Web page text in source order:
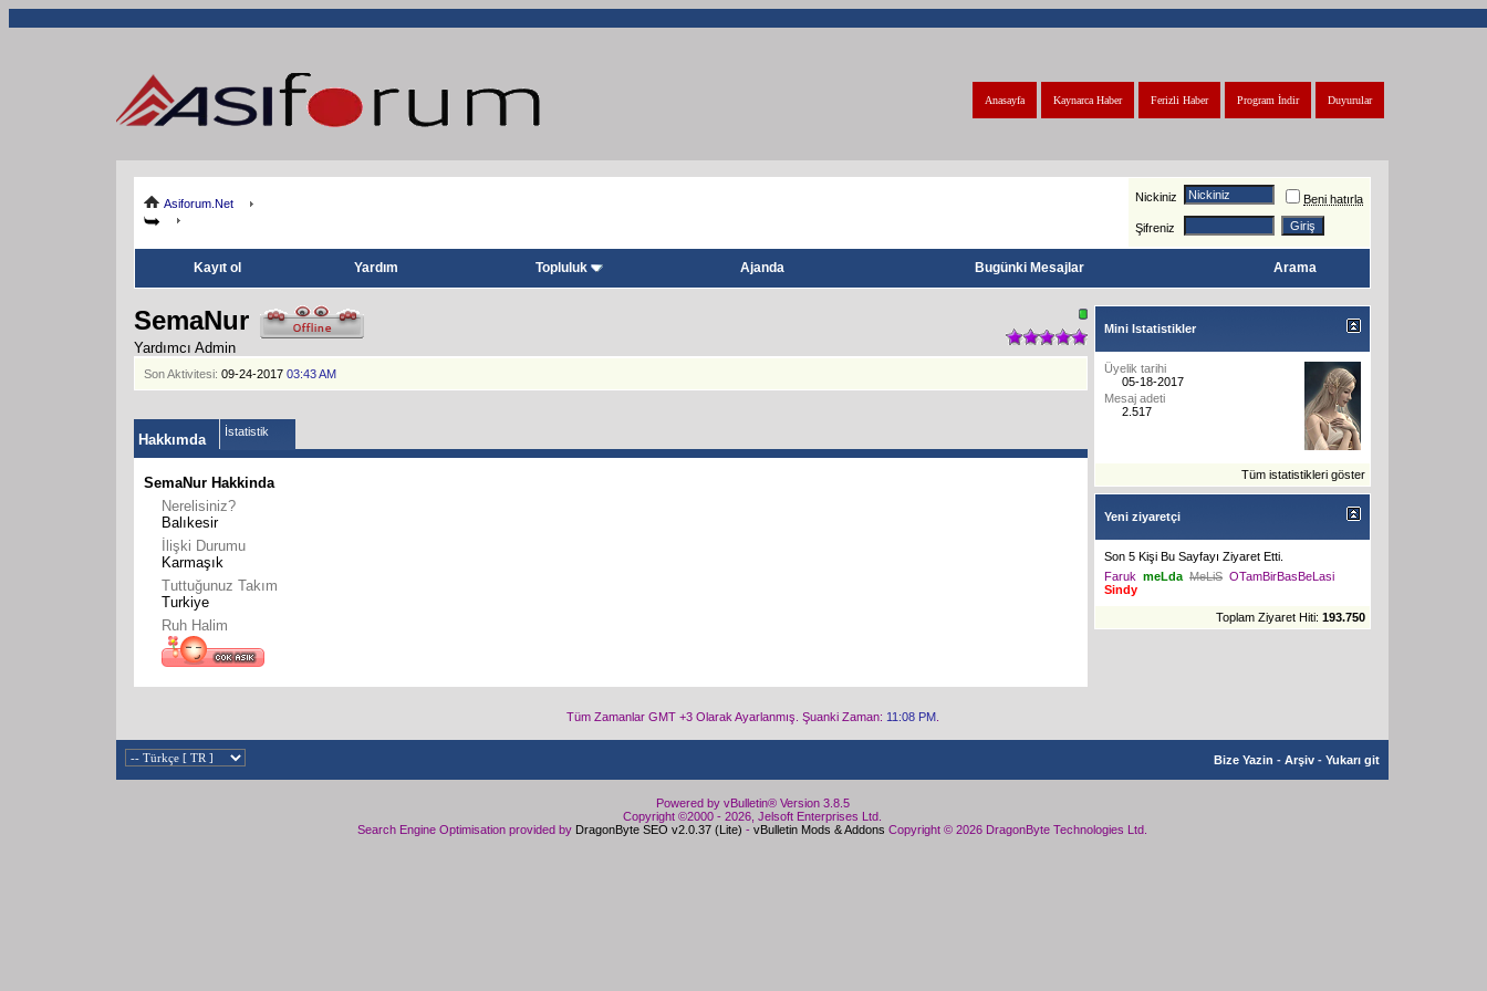
Duyurular
Program İndir
Ferizli Haber
Kaynarca Haber
Anasayfa
Asiforum.Net Nickiniz Beni hatırla
Şifreniz
Kayıt ol Yardım Topluluk Ajanda Bugünki Mesajlar Arama
SemaNur
Yardımcı Admin
Son Aktivitesi: 09-24-2017 03:43 AM
Hakkımda İstatistik
SemaNur Hakkinda
Nerelisiniz?
Balıkesir
İlişki Durumu
Karmaşık
Tuttuğunuz Takım
Turkiye
Ruh Halim
Mini Istatistikler
Üyelik tarihi
05-18-2017
Mesaj adeti
2.517
Tüm istatistikleri göster
Yeni ziyaretçi
Son 5 Kişi Bu Sayfayı Ziyaret Etti.
Faruk meLda MeLiS OTamBirBasBeLasi
Sindy
Toplam Ziyaret Hiti: 193.750
Tüm Zamanlar GMT +3 Olarak Ayarlanmış. Şuanki Zaman: 11:08 PM.
Bize Yazin - Arşiv - Yukarı git
Powered by vBulletin® Version 3.8.5
Copyright ©2000 - 2026, Jelsoft Enterprises Ltd.
Search Engine Optimisation provided by DragonByte SEO v2.0.37 (Lite) - vBulletin Mods & Addons Copyright © 2026 DragonByte Technologies Ltd.